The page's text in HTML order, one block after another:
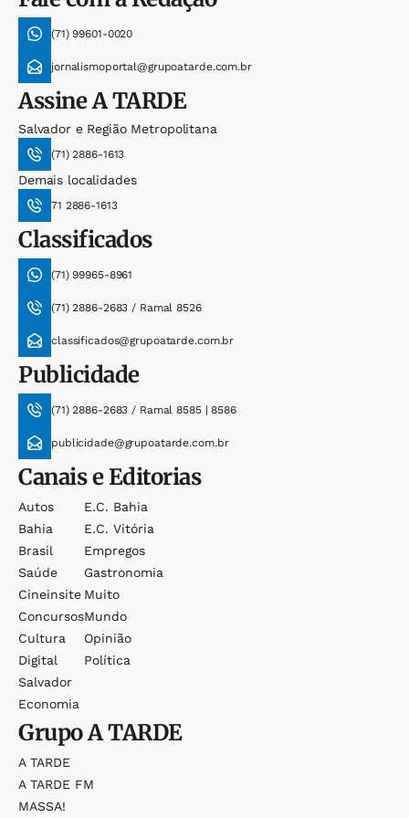
(71) 99601-0020
jornalismoportal@grupoatarde.com.br
AssineA TARDE
Salvador e Região Metropolitana
(71) 2886-1613
Demais localidades
71 2886-1613
Classificados
(71) 99965-8961
(71) 2886-2683 / Ramal 8526
classificados@grupoatarde.com.br
Publicidade
(71) 2886-2683 / Ramal 8585 | 8586
publicidade@grupoatarde.com.br
Canais e Editorias
Autos
Bahia
Brasil
Saúde
Cineinsite
Concursos
Cultura
Digital
Salvador
Economia
E.c. Bahia
E.c. Vitória
Empregos
Gastronomia
Muito
Mundo
Opinião
Política
GrupoA TARDE
A TARDE
A TARDE FM
MASSA!